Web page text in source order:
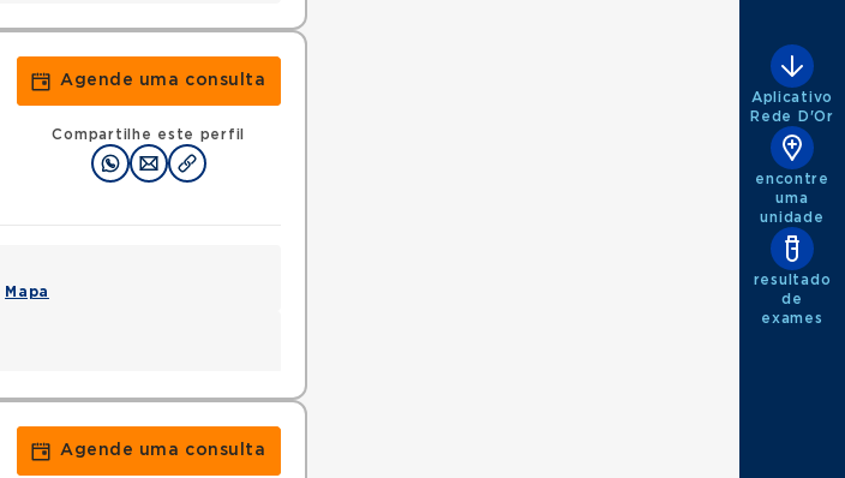
Agende uma consulta
Compartilhe este perfil
Mapa
Agende uma consulta
Aplicativo
Rede D'Or
encontre
uma
unidade
resultado
de
exames